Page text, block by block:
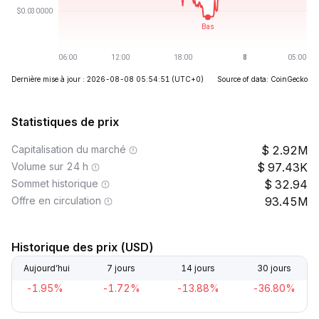
Dernière mise à jour : 2026-08-08 05:54:51 (UTC+0) Source of data: CoinGecko
Statistiques de prix
Capitalisation du marché 2.92M
Volume sur 24 h 97.43K
Sommet historique 32.94
Offre en circulation 93.45M
Historique des prix (USD)
Aujourd’hui 7 jours 14 jours 30 jours
-1.95% -1.72% -13.88% -36.80%